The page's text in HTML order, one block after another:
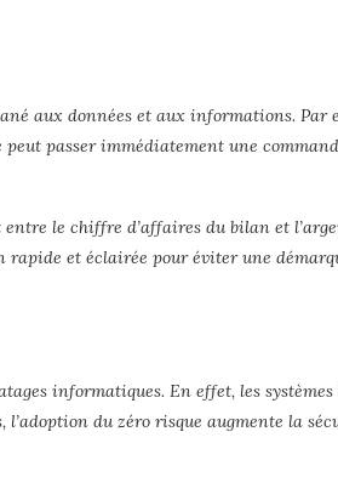
aux données et aux informations. Par
passer immédiatement une
le chiffre d’affaires du bilan et
et éclairée pour éviter une
informatiques. En effet, les systèmes
du zéro risque augmente la